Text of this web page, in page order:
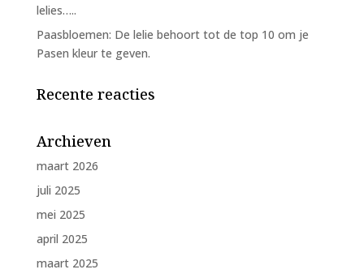
lelies…..
Paasbloemen: De lelie behoort tot de top 10 om je
Pasen kleur te geven.
Recente reacties
Archieven
maart 2026
juli 2025
mei 2025
april 2025
maart 2025